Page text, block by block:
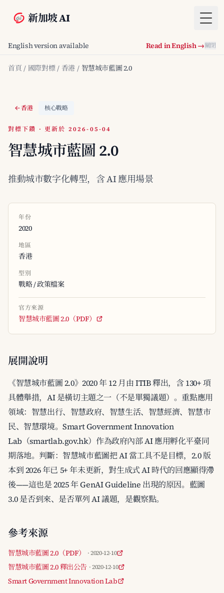
新加坡 AI
English version available Read in English →關閉
首頁 / 國際對標 / 香港 / 智慧城市藍圖 2.0
香港 核心戰略
對標下鑽 · 更新於 2026-05-04
智慧城市藍圖 2.0
推動城市數字化轉型，含 AI 應用場景
年份
2020
地區
香港
型別
戰略 / 政策檔案
官方來源
智慧城市藍圖 2.0（PDF）
展開說明
《智慧城市藍圖 2.0》2020 年 12 月由 ITIB 釋出，含 130+ 項
具體舉措，AI 是橫切主題之一（不是單獨議題）。重點應用
領域：智慧出行、智慧政府、智慧生活、智慧經濟、智慧市
民、智慧環境。Smart Government Innovation
Lab（smartlab.gov.hk）作為政府內部 AI 應用孵化平臺同
期落地。判斷：智慧城市藍圖把 AI 當工具不是目標，2.0 版
本到 2026 年已 5+ 年未更新，對生成式 AI 時代的回應顯得滯
後——這也是 2025 年 GenAI Guideline 出現的原因。藍圖
3.0 是否到來、是否單列 AI 議題，是觀察點。
參考來源
智慧城市藍圖 2.0（PDF） · 2020-12-10
智慧城市藍圖 2.0 釋出公告 · 2020-12-10
Smart Government Innovation Lab